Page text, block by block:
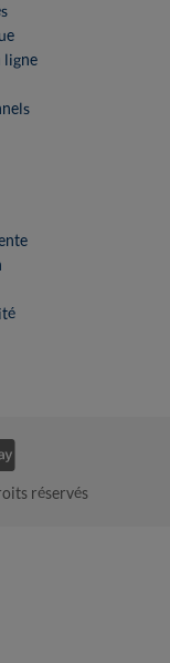
ligne
réservés